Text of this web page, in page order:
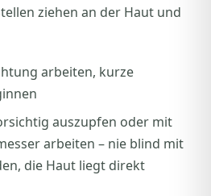
ziehen an der Haut und
arbeiten, kurze
auszupfen oder mit
arbeiten – nie blind mit
die Haut liegt direkt